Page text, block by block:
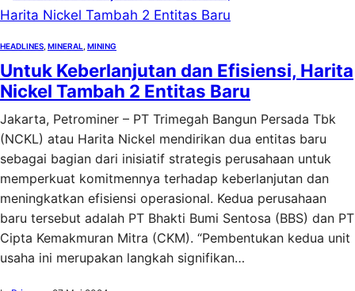
HEADLINES MINERAL MINING
Untuk Keberlanjutan dan Efisiensi, Harita
Nickel Tambah 2 Entitas Baru
Jakarta, Petrominer – PT Trimegah Bangun Persada Tbk
(NCKL) atau Harita Nickel mendirikan dua entitas baru
sebagai bagian dari inisiatif strategis perusahaan untuk
memperkuat komitmennya terhadap keberlanjutan dan
meningkatkan efisiensi operasional. Kedua perusahaan
baru tersebut adalah PT Bhakti Bumi Sentosa (BBS) dan PT
Cipta Kemakmuran Mitra (CKM). “Pembentukan kedua unit
usaha ini merupakan langkah signifikan…